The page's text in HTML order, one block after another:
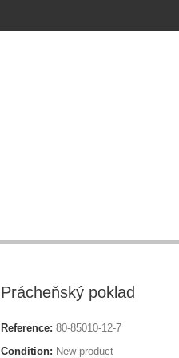
Prácheňský poklad
Reference: 80-85010-12-7
Condition: New product